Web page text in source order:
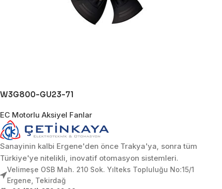
W3G800-GU23-71
EC Motorlu Aksiyel Fanlar
Sanayinin kalbi Ergene'den önce Trakya'ya, sonra tüm
Türkiye'ye nitelikli, inovatif otomasyon sistemleri.
Velimeşe OSB Mah. 210 Sok. Yılteks Topluluğu No:15/1
Ergene, Tekirdağ